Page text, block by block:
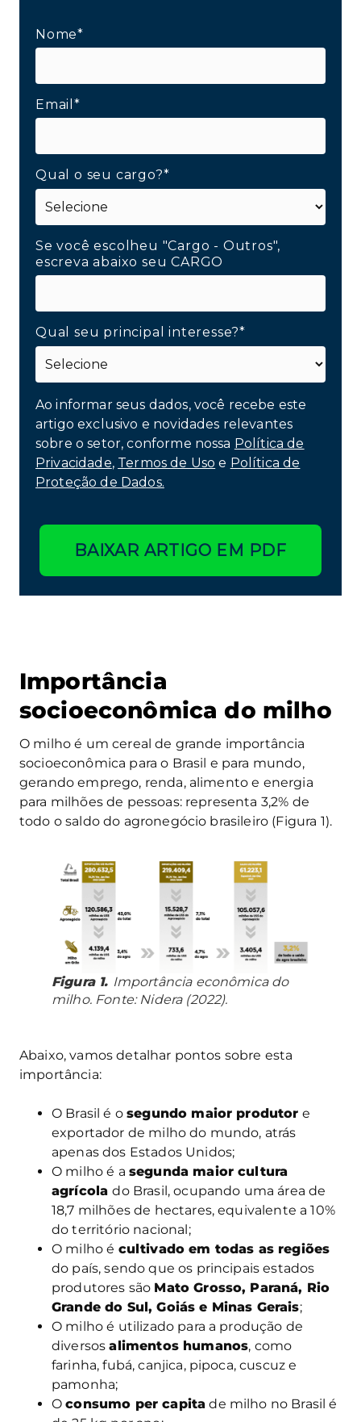
Nome*
Email*
Qual o seu cargo?*
Se você escolheu "Cargo - Outros",
escreva abaixo seu CARGO
Qual seu principal interesse?*
Ao informar seus dados, você recebe este
artigo exclusivo e novidades relevantes
sobre o setor, conforme nossa Política de
Privacidade, Termos de Uso e Política de
Proteção de Dados.
BAIXAR ARTIGO EM PDF
Importância
socioeconômica do milho
O milho é um cereal de grande importância
socioeconômica para o Brasil e para mundo,
gerando emprego, renda, alimento e energia
para milhões de pessoas: representa 3,2% de
todo o saldo do agronegócio brasileiro (Figura 1).
Figura 1. Importância econômica do
milho. Fonte: Nidera (2022).
Abaixo, vamos detalhar pontos sobre esta
importância:
O Brasil é osegundo maior produtor e
exportador de milho do mundo, atrás
apenas dos Estados Unidos;
O milho é a segunda maior cultura
agrícolado Brasil, ocupando uma área de
18,7 milhões de hectares, equivalente a 10%
do território nacional;
O milho é cultivado em todas as regiões
do país, sendo que os principais estados
produtores são Mato Grosso, Paraná, Rio
Grande do Sul, Goiás e Minas Gerais;
O milho é utilizado para a produção de
diversosalimentos humanos, como
farinha, fubá, canjica, pipoca, cuscuz e
pamonha;
Oconsumo per capita de milho no Brasil é